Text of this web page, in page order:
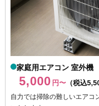
家庭用エアコン 室外機
5,000 円〜 （税込
自力では掃除の難しいエアコ